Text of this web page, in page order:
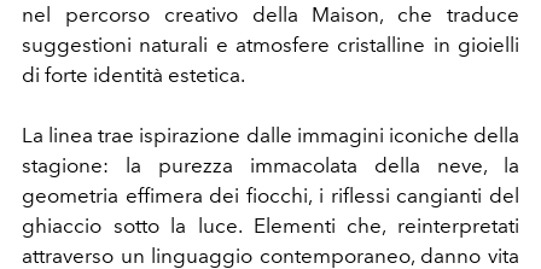
nel percorso creativo della Maison, che traduce
suggestioni naturali e atmosfere cristalline in gioielli
di forte identità estetica.
La linea trae ispirazione dalle immagini iconiche della
stagione: la purezza immacolata della neve, la
geometria effimera dei fiocchi, i riflessi cangianti del
ghiaccio sotto la luce. Elementi che, reinterpretati
attraverso un linguaggio contemporaneo, danno vita